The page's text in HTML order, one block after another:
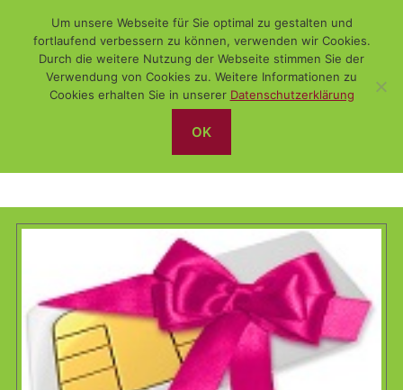
WiSch
LTE
Um unsere Webseite für Sie optimal zu gestalten und
fortlaufend verbessern zu können, verwenden wir Cookies.
Durch die weitere Nutzung der Webseite stimmen Sie der
Verwendung von Cookies zu. Weitere Informationen zu
Cookies erhalten Sie in unserer Datenschutzerklärung
OK